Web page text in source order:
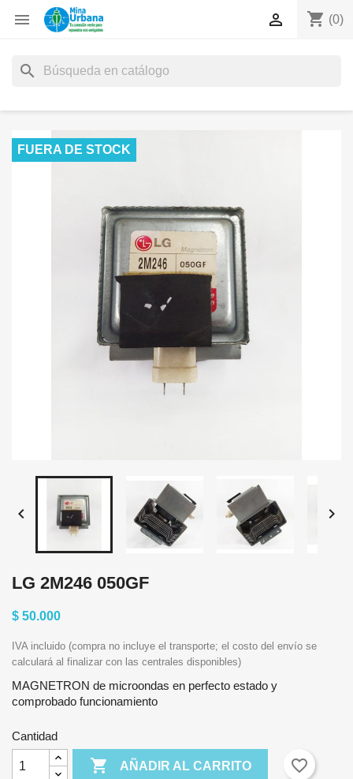
 shopping_cart (0)

search
FUERA DE STOCK
 
LG 2M246 050GF
$ 50.000
IVA incluido (compra no incluye el transporte; el costo del envío se
calculará al finalizar con las centrales disponibles)
MAGNETRON de microondas en perfecto estado y
comprobado funcionamiento
Cantidad
 AÑADIR AL CARRITO favorite_border